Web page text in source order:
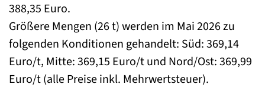
388,35 Euro.
Größere Mengen (26 t) werden im Mai 2026 zu
folgenden Konditionen gehandelt: Süd: 369,14
Euro/t, Mitte: 369,15 Euro/t und Nord/Ost: 369,99
Euro/t (alle Preise inkl. Mehrwertsteuer).